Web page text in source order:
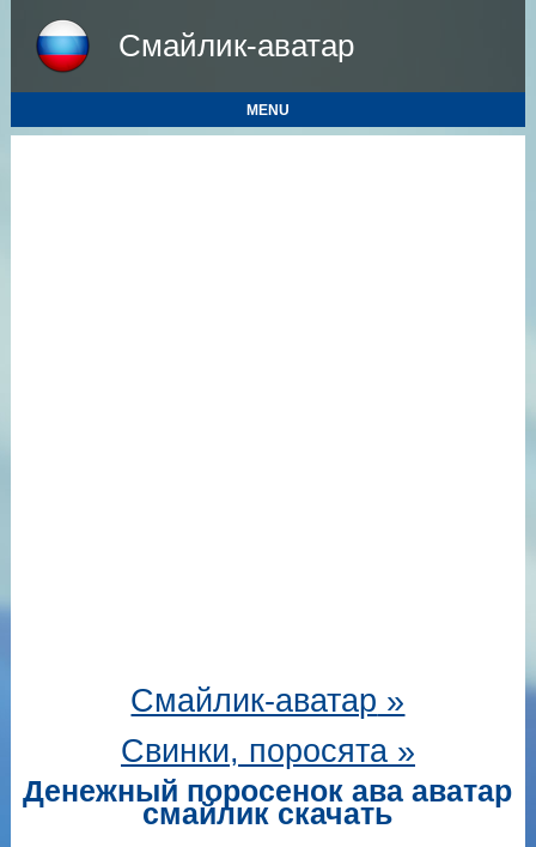
Смайлик-аватар
MENU
Смайлик-аватар »
Свинки, поросята »
Денежный поросенок ава аватар
смайлик скачать